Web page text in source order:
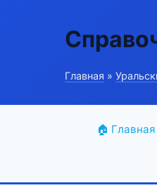
Главная »
🏠 Главная